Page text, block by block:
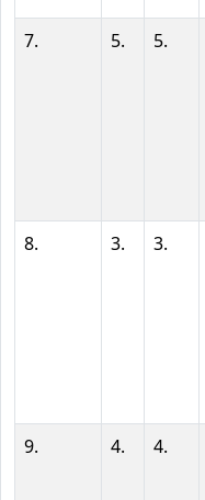
7. 5. 5.
8. 3. 3.
9. 4. 4.